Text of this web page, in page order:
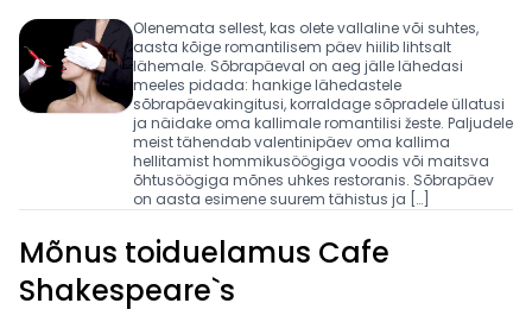
Olenemata sellest, kas olete vallaline või suhtes,
aasta kõige romantilisem päev hiilib lihtsalt
lähemale. Sõbrapäeval on aeg jälle lähedasi
meeles pidada: hankige lähedastele
sõbrapäevakingitusi, korraldage sõpradele üllatusi
ja näidake oma kallimale romantilisi žeste. Paljudele
meist tähendab valentinipäev oma kallima
hellitamist hommikusöögiga voodis või maitsva
õhtusöögiga mõnes uhkes restoranis. Sõbrapäev
on aasta esimene suurem tähistus ja […]
Mõnus toiduelamus Cafe
Shakespeare`s